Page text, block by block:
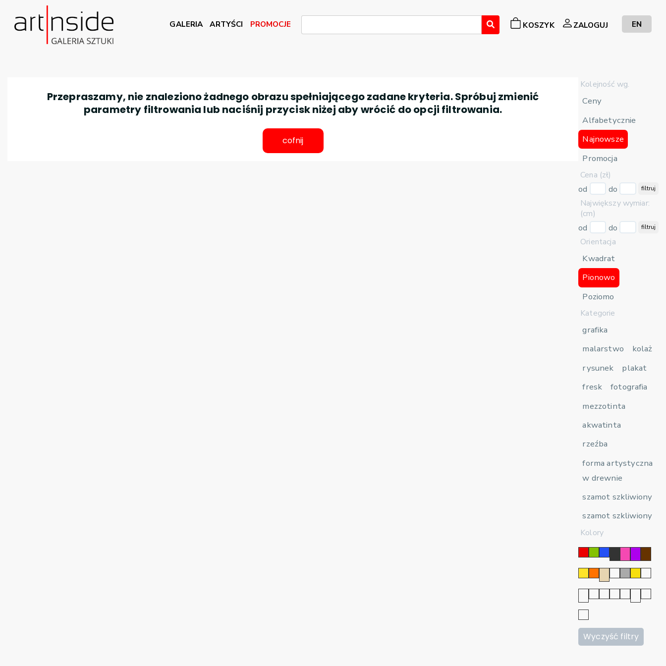
GALERIA ARTYŚCI PROMOCJE KOSZYK ZALOGUJ EN
Kolejność wg.
Ceny
Alfabetycznie
Najnowsze
Promocja
Cena (zł)
od
do filtruj
Największy wymiar:
(cm)
od
do filtruj
Orientacja
Kwadrat
Pionowo
Poziomo
Kategorie
grafika
malarstwo
kolaż
rysunek
plakat
fresk
fotografia
mezzotinta
akwatinta
rzeźba
forma artystyczna
w drewnie
szamot szkliwiony
szamot szkliwiony
Kolory
Wyczyść filtry
Przepraszamy, nie znaleziono żadnego obrazu spełniającego zadane kryteria. Spróbuj zmienić
parametry filtrowania lub naciśnij przycisk niżej aby wrócić do opcji filtrowania.
cofnij